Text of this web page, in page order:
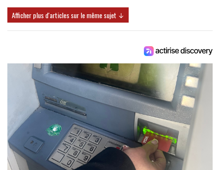
Afficher plus d'articles sur le même sujet ↓